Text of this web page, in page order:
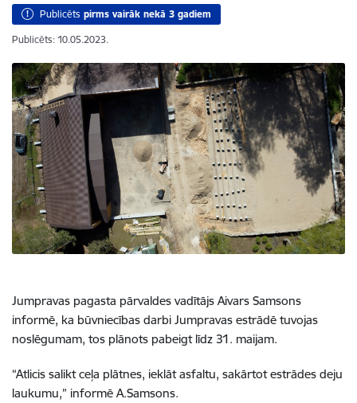
Publicēts pirms vairāk nekā 3 gadiem
Publicēts: 10.05.2023.
Jumpravas pagasta pārvaldes vadītājs Aivars Samsons
informē, ka būvniecības darbi Jumpravas estrādē tuvojas
noslēgumam, tos plānots pabeigt līdz 31. maijam.
“Atlicis salikt ceļa plātnes, ieklāt asfaltu, sakārtot estrādes deju
laukumu,” informē A.Samsons.